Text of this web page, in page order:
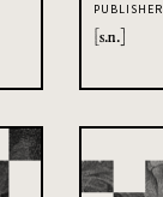
PUBLISHER
[s.n.]